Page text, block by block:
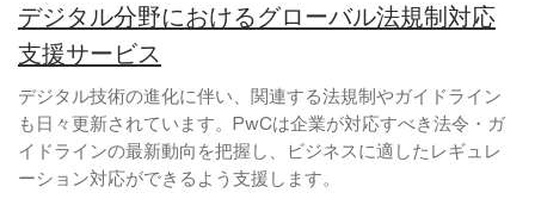
デジタル分野におけるグローバル法規制対応
支援サービス
デジタル技術の進化に伴い、関連する法規制やガイドライン
も日々更新されています。PwCは企業が対応すべき法令・ガ
イドラインの最新動向を把握し、ビジネスに適したレギュレ
ーション対応ができるよう支援します。